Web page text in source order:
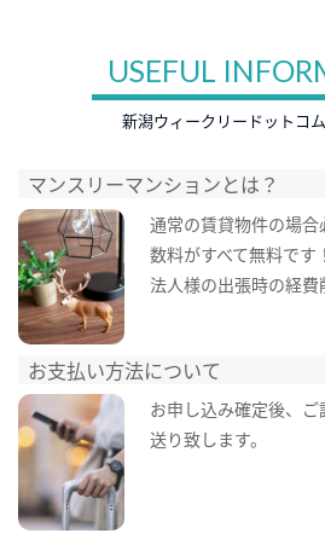
USEFUL
新潟ウィークリードットコ
マンスリーマンションとは？
通常の賃貸物件の場
数料がすべて無料です！
法人様の出張時の経費
お支払い方法について
お申し込み確定後、
送り致します。